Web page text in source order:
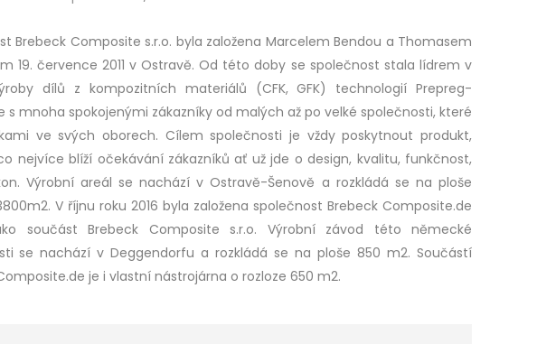
Brebeck Composite s.r.o. byla založena Marcelem Bendou a Thomasem
19. července 2011 v Ostravě. Od této doby se společnost stala lídrem v
dílů z kompozitních materiálů (CFK, GFK) technologií Prepreg-
s mnoha spokojenými zákazníky od malých až po velké společnosti, které
ve svých oborech. Cílem společnosti je vždy poskytnout produkt,
nejvíce blíží očekávání zákazníků ať už jde o design, kvalitu, funkčnost,
Výrobní areál se nachází v Ostravě-Šenově a rozkládá se na ploše
V říjnu roku 2016 byla založena společnost Brebeck Composite.de
součást Brebeck Composite s.r.o. Výrobní závod této německé
se nachází v Deggendorfu a rozkládá se na ploše 850 m2. Součástí
je i vlastní nástrojárna o rozloze 650 m2.